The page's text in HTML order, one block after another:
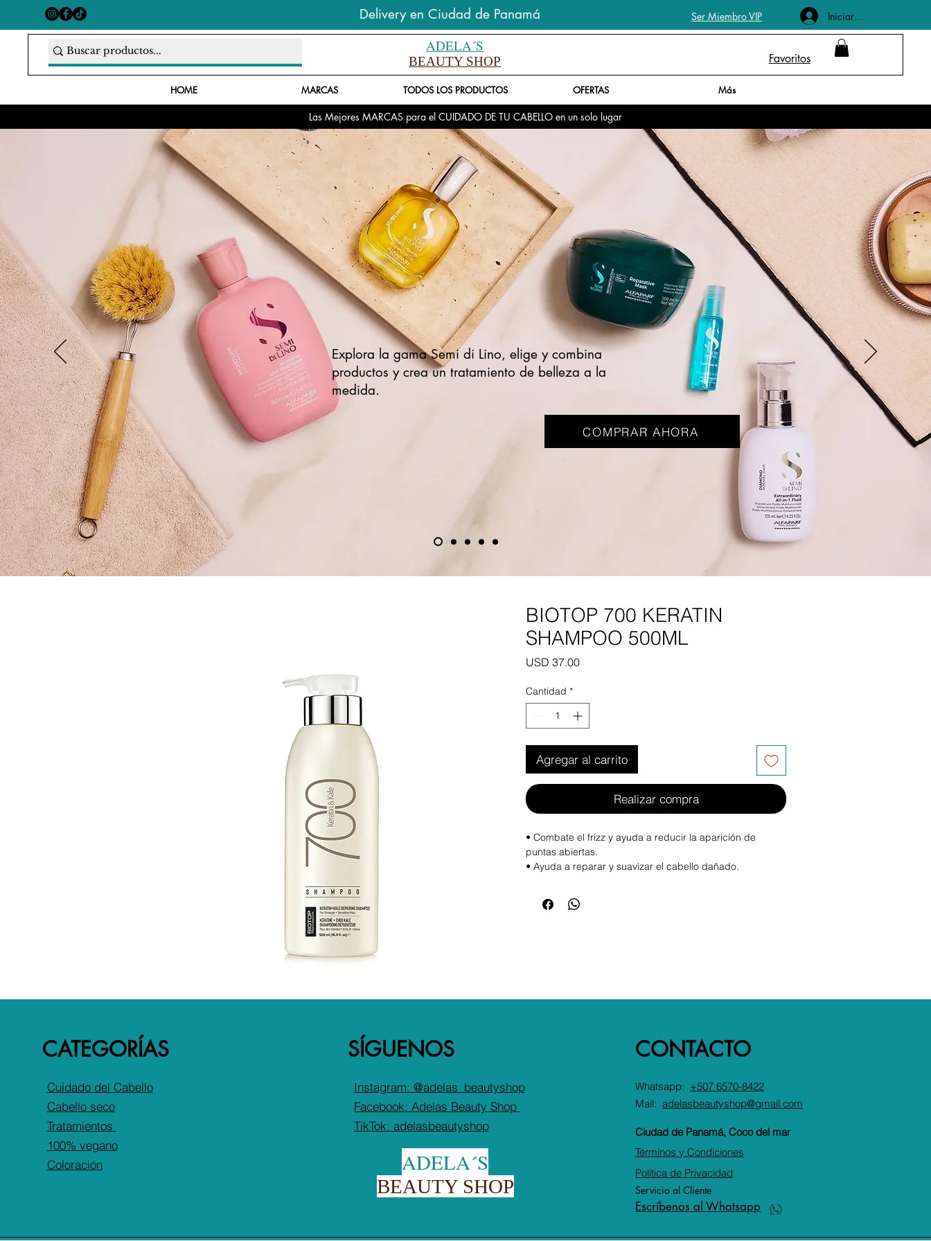
Delivery en Ciudad de Panamá Ser Miembro VIP Iniciar sesión
ADELA´S
BEAUTY SHOP Favoritos
Las Mejores MARCAS para el CUIDADO DE TU CABELLO en un solo lugar
HOME MARCAS TODOS LOS PRODUCTOS OFERTAS Más
COMPRAR AHORA
Explora la gama Semi di Lino, elige y combina
productos y crea un tratamiento de belleza a la
medida.
BIOTOP 700 KERATIN
SHAMPOO 500ML
USD 37.00Precio
Cantidad *
Agregar al carrito
Realizar compra
• Combate el frizz y ayuda a reducir la aparición de
puntas abiertas.
• Ayuda a reparar y suavizar el cabello dañado.
• Color seguro
CATEGORÍAS
Cuidado del Cabello
Cabello seco
Tratamientos
100% vegano
Coloración
SÍGUENOS
Instagram: @adelas_beautyshop
Facebook: Adelas Beauty Shop
TikTok: adelasbeautyshop
ADELA´S
BEAUTY SHOP
CONTACTO
Whatsapp: +507 6570-8422
Mail:adelasbeautyshop@gmail.com
Ciudad de Panamá, Coco del mar
Términos y Condiciones
Política de Privacidad
Servicio al Cliente
Escríbenos al Whatsapp